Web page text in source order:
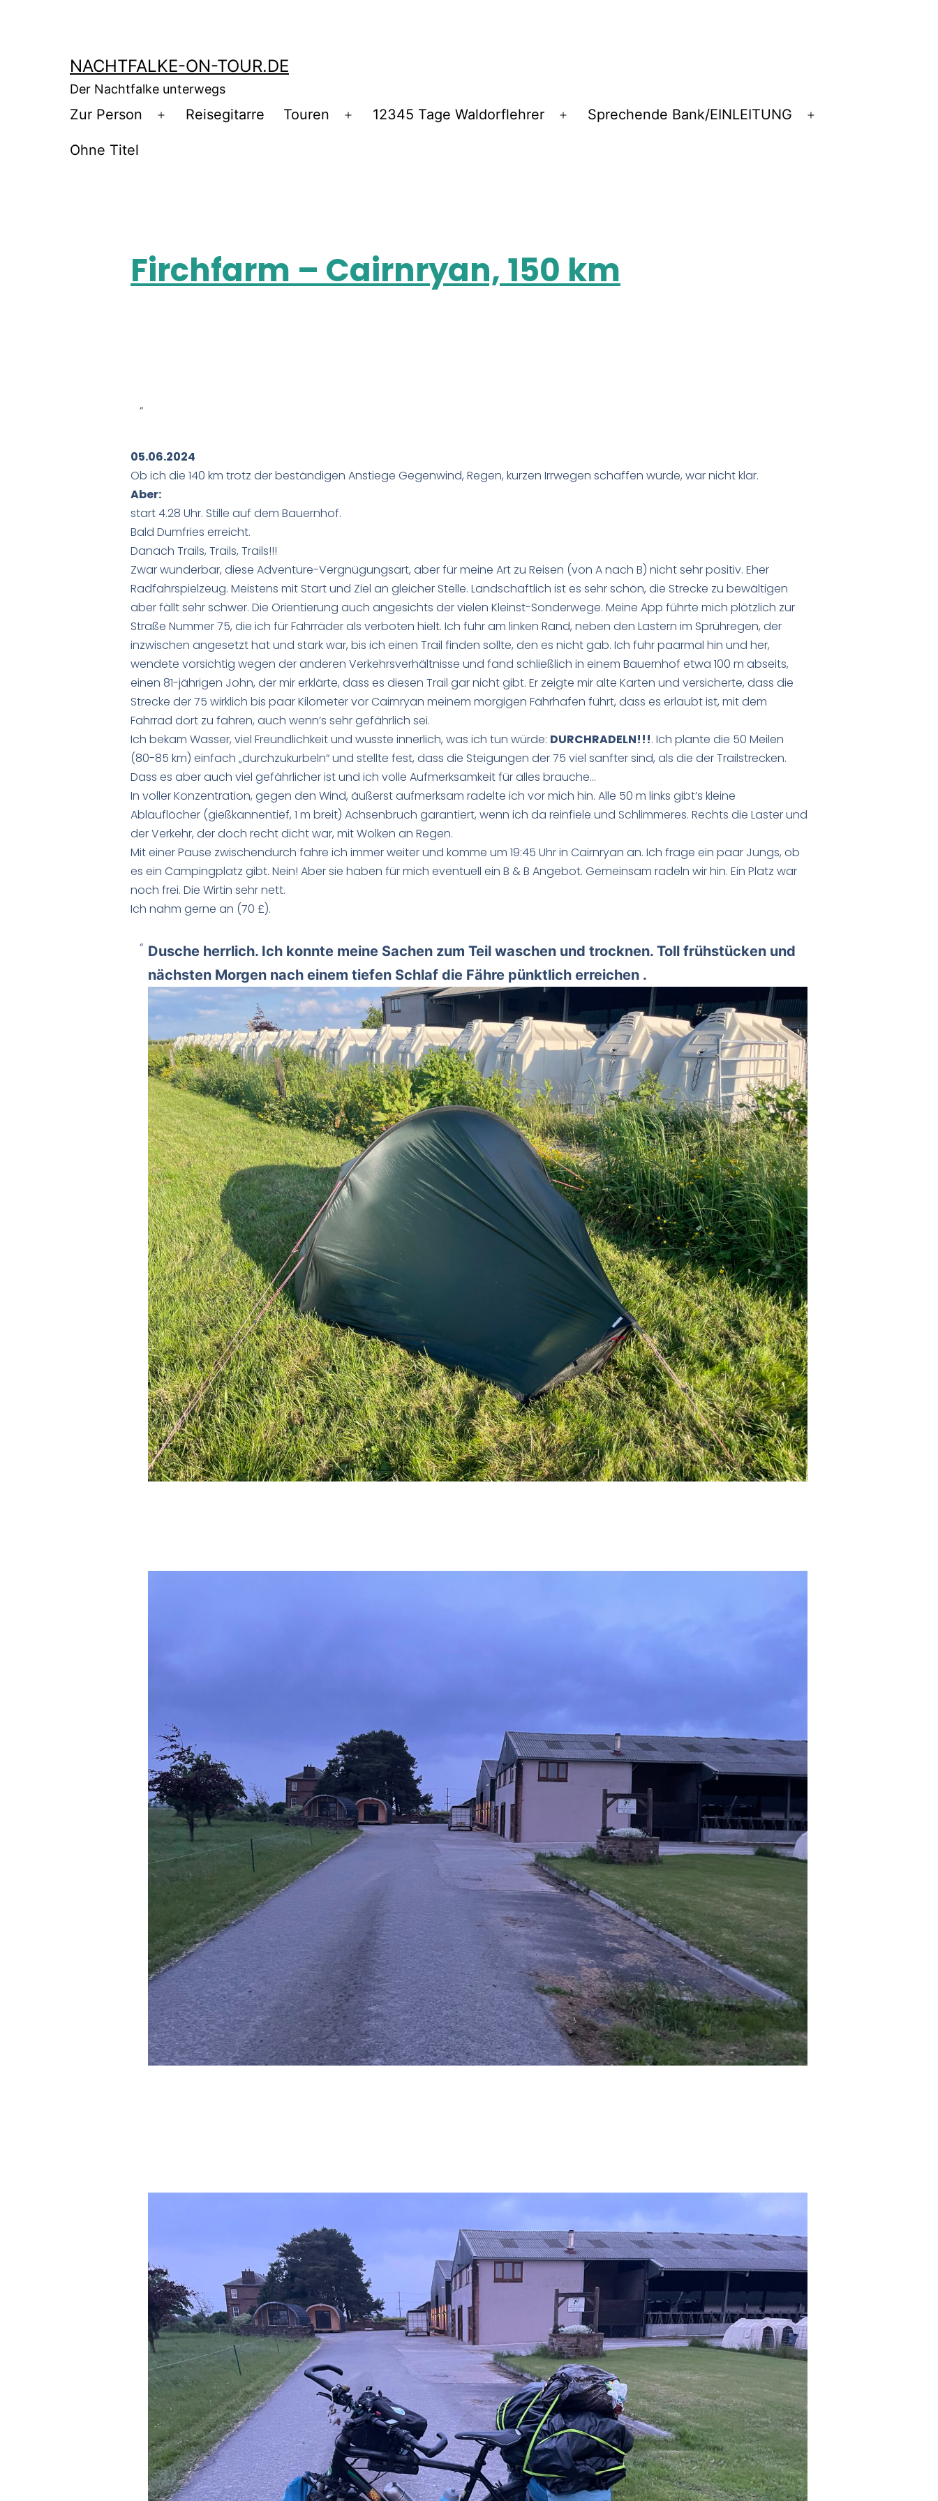
NACHTFALKE-ON-TOUR.DE
Der Nachtfalke unterwegs
Zur Person Reisegitarre Touren 12345 Tage Waldorflehrer Sprechende Bank/EINLEITUNG
Ohne Titel
Firchfarm – Cairnryan, 150 km
05.06.2024
Ob ich die 140 km trotz der beständigen Anstiege Gegenwind, Regen, kurzen Irrwegen schaffen würde, war nicht klar.
Aber:
start 4.28 Uhr. Stille auf dem Bauernhof.
Bald Dumfries erreicht.
Danach Trails, Trails, Trails!!!
Zwar wunderbar, diese Adventure-Vergnügungsart, aber für meine Art zu Reisen (von A nach B) nicht sehr positiv. Eher
Radfahrspielzeug. Meistens mit Start und Ziel an gleicher Stelle. Landschaftlich ist es sehr schön, die Strecke zu bewältigen
aber fällt sehr schwer. Die Orientierung auch angesichts der vielen Kleinst-Sonderwege. Meine App führte mich plötzlich zur
Straße Nummer 75, die ich für Fahrräder als verboten hielt. Ich fuhr am linken Rand, neben den Lastern im Sprühregen, der
inzwischen angesetzt hat und stark war, bis ich einen Trail finden sollte, den es nicht gab. Ich fuhr paarmal hin und her,
wendete vorsichtig wegen der anderen Verkehrsverhältnisse und fand schließlich in einem Bauernhof etwa 100 m abseits,
einen 81-jährigen John, der mir erklärte, dass es diesen Trail gar nicht gibt. Er zeigte mir alte Karten und versicherte, dass die
Strecke der 75 wirklich bis paar Kilometer vor Cairnryan meinem morgigen Fährhafen führt, dass es erlaubt ist, mit dem
Fahrrad dort zu fahren, auch wenn’s sehr gefährlich sei.
Ich bekam Wasser, viel Freundlichkeit und wusste innerlich, was ich tun würde: DURCHRADELN!!!. Ich plante die 50 Meilen
(80-85 km) einfach „durchzukurbeln“ und stellte fest, dass die Steigungen der 75 viel sanfter sind, als die der Trailstrecken.
Dass es aber auch viel gefährlicher ist und ich volle Aufmerksamkeit für alles brauche…
In voller Konzentration, gegen den Wind, äußerst aufmerksam radelte ich vor mich hin. Alle 50 m links gibt’s kleine
Ablauflöcher (gießkannentief, 1 m breit) Achsenbruch garantiert, wenn ich da reinfiele und Schlimmeres. Rechts die Laster und
der Verkehr, der doch recht dicht war, mit Wolken an Regen.
Mit einer Pause zwischendurch fahre ich immer weiter und komme um 19:45 Uhr in Cairnryan an. Ich frage ein paar Jungs, ob
es ein Campingplatz gibt. Nein! Aber sie haben für mich eventuell ein B & B Angebot. Gemeinsam radeln wir hin. Ein Platz war
noch frei. Die Wirtin sehr nett.
Ich nahm gerne an (70 £).
Dusche herrlich. Ich konnte meine Sachen zum Teil waschen und trocknen. Toll frühstücken und
nächsten Morgen nach einem tiefen Schlaf die Fähre pünktlich erreichen .